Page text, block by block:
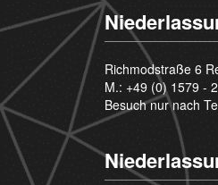
Richmodstraße 6
M.: +49 (0) 1579 -
Besuch nur nach